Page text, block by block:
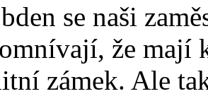
se naši
že mají
zámek. Ale